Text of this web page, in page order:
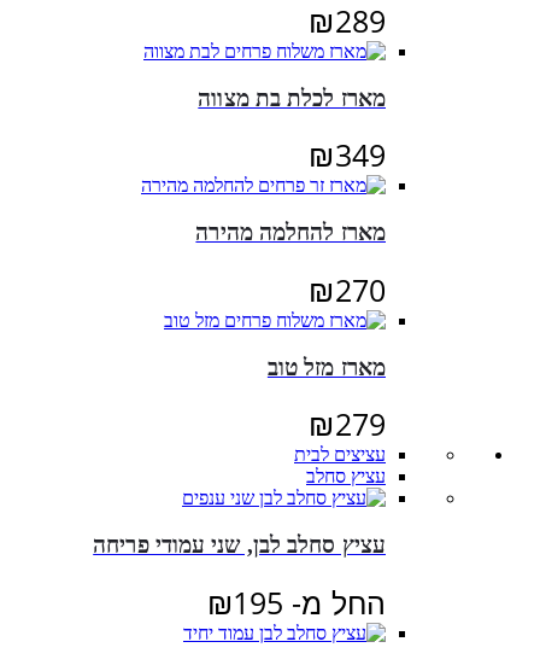
₪289
מארז לכלת בת מצווה
₪349
מארז להחלמה מהירה
₪270
מארז מזל טוב
₪279
עציצים לבית
עציץ סחלב
עציץ סחלב לבן, שני עמודי פריחה
החל מ- ₪195